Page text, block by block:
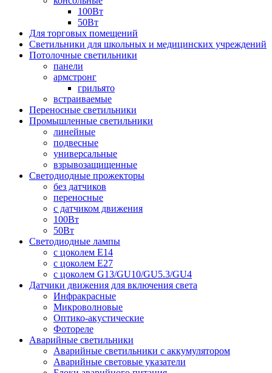
100Вт
50Вт
Для торговых помещений
Светильники для школьных и медицинских учреждений
Потолочные светильники
панели
армстронг
грильято
встраиваемые
Переносные светильники
Промышленные светильники
линейные
подвесные
универсальные
взрывозащищенные
Светодиодные прожекторы
без датчиков
переносные
с датчиком движения
100Вт
50Вт
Светодиодные лампы
с цоколем E14
с цоколем E27
с цоколем G13/GU10/GU5.3/GU4
Датчики движения для включения света
Инфракрасные
Микроволновые
Оптико-акустические
Фотореле
Аварийные светильники
Аварийные светильники с аккумулятором
Аварийные световые указатели